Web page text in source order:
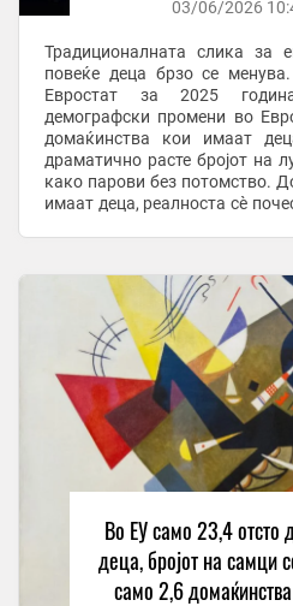
03/06/2026
Традиционалната слика за
повеќе деца брзо се
Евростат за 2025
демографски промени во
домаќинства кои имаат
драматично расте бројот на
како парови без потомство. Дополнително, за оние кои
имаат деца, реалноста сè
Во ЕУ само 23,4 отсто
деца, бројот на самци
само 2,6